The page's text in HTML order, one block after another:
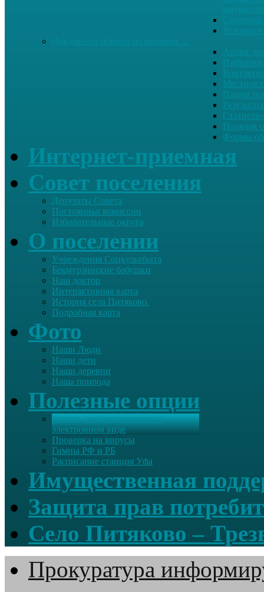
Архив
Местное
Планы
Порядок
Формы
Интернет-приемная
Совет поселения
Депутаты Совета
Постоянныt комиссии
Избирательные округа
О поселении
Учреждения Соцкультбыта
Бекмурзинские бабушки
Наш доктор
Интерактивная карта
История села Питяково.
Подробная карта
Фото
Наши Люди
Наши дети
Наши деревни
Наша природа
Полезные опции
Услуги, предоставляемые в
электронном виде
Проверка на вирусы
Гимны РФ и РБ
Расписание станция Уфа
Имущественная
Защита прав
Село Питяково –
Прокуратура